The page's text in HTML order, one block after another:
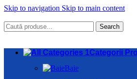
Skip to navigation Skip to main content
Search
Categorii
Baie